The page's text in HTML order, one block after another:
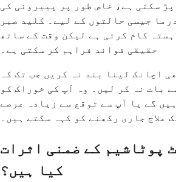
سکتی ہے، خاص طور پر پییرونی کی
جیسی حالتوں کے لیے۔ کلید صبر
کام کرتی ہے لیکن وقت کے ساتھ
حقیقی فوائد فراہم کر سکتی ہے۔
اچانک لینا بند نہ کریں جب تک کہ
بات نہ کر لیں۔ وہ آپ کی خوراک کو
گے یا آپ سے توقع سے زیادہ عرصے
علاج جاری رکھنے کو کہہ سکتے ہیں۔
پوٹاشیم کے ضمنی اثرات
کیا ہیں؟